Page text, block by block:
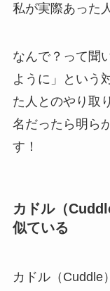
私が実際あった
なんで？って聞
ように」という
た人とのやり取
名だったら明ら
す！
カドル（
似ている
カドル（Cuddle